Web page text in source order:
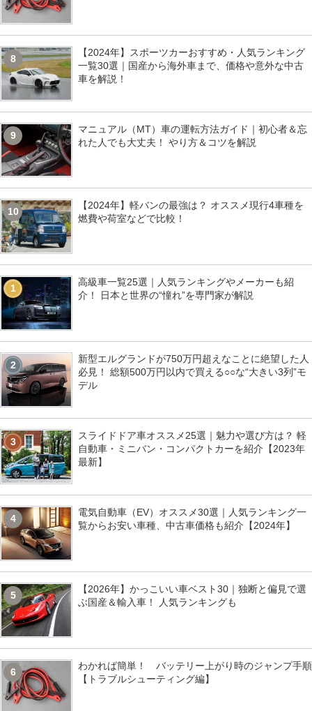
8
【2024年】スポーツカーおすすめ・人気ランキング
一覧30選｜国産から海外車まで、価格や意外な中古
車を解説！
9
マニュアル（MT）車の運転方法ガイド｜初心者＆忘
れた人でも大丈夫！ やり方＆コツを解説
10
【2024年】軽バンの最強は？ オススメ現行4車種を
燃費や荷室などで比較！
1
高級車一覧25選｜人気ランキングやメーカーも紹
介！ 日本と世界の“憧れ”を専門家が解説
2
新型エルグランドが750万円超えなことに絶望した人
必見！ 総額500万円以内で買える○○な“大きい3列”モ
デル
3
スライドドア車オススメ25選｜魅力や選び方は？ 軽
自動車・ミニバン・コンパクトカーを紹介【2023年
最新】
4
電気自動車（EV）オススメ30選｜人気ランキング一
覧からお安い車種、中古車価格も紹介【2024年】
5
【2026年】かっこいい車ベスト30｜独断と偏見で選
ぶ国産＆輸入車！ 人気ランキングも
6
わかれば簡単！ バッテリー上がり時のジャンプ手順
【トラブルシューティング編】